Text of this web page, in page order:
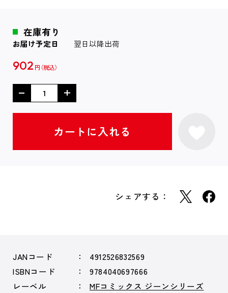
在庫有り
お届け予定日 翌日以降出荷
902 円
シェアする：
JANコード
4912526832569
ISBNコード
9784040697666
レーベル
MFコミックス ジーンシリーズ